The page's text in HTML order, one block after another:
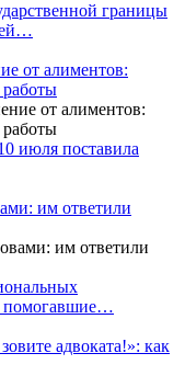
границы
от алиментов:
июля поставила
им ответили
помогавшие…
адвоката!»: как